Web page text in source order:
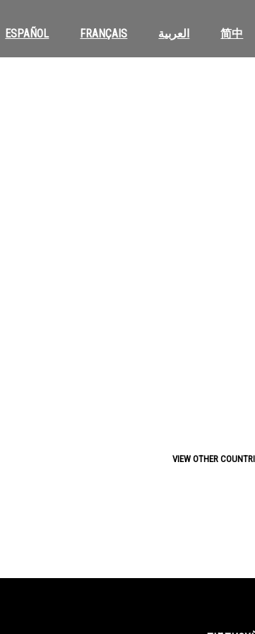
ESPAÑOL FRANÇAIS العربية 简中
VIEW OTHER